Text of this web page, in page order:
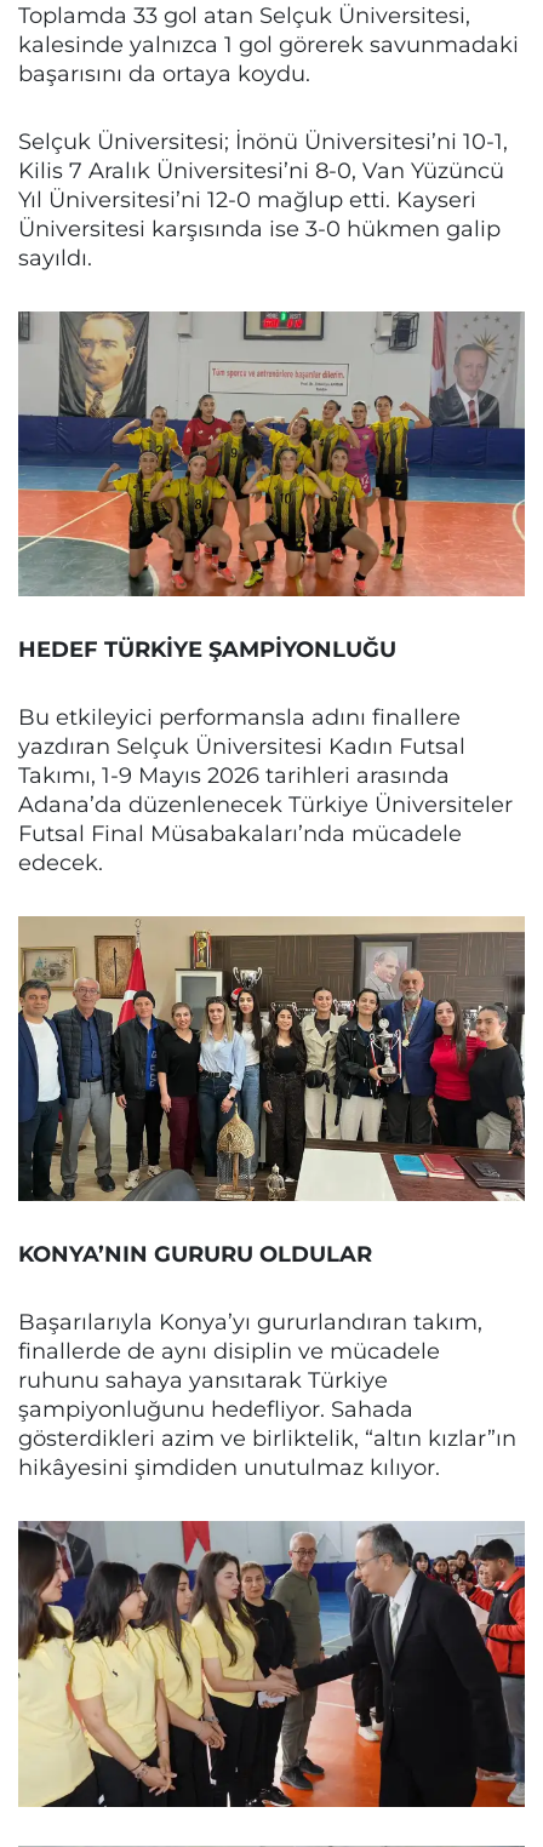
Toplamda 33 gol atan Selçuk Üniversitesi,
kalesinde yalnızca 1 gol görerek savunmadaki
başarısını da ortaya koydu.
Selçuk Üniversitesi; İnönü Üniversitesi’ni 10-1,
Kilis 7 Aralık Üniversitesi’ni 8-0, Van Yüzüncü
Yıl Üniversitesi’ni 12-0 mağlup etti. Kayseri
Üniversitesi karşısında ise 3-0 hükmen galip
sayıldı.
HEDEF TÜRKİYE ŞAMPİYONLUĞU
Bu etkileyici performansla adını finallere
yazdıran Selçuk Üniversitesi Kadın Futsal
Takımı, 1-9 Mayıs 2026 tarihleri arasında
Adana’da düzenlenecek Türkiye Üniversiteler
Futsal Final Müsabakaları’nda mücadele
edecek.
KONYA’NIN GURURU OLDULAR
Başarılarıyla Konya’yı gururlandıran takım,
finallerde de aynı disiplin ve mücadele
ruhunu sahaya yansıtarak Türkiye
şampiyonluğunu hedefliyor. Sahada
gösterdikleri azim ve birliktelik, “altın kızlar”ın
hikâyesini şimdiden unutulmaz kılıyor.